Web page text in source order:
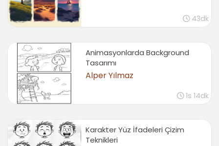
43dk
Animasyonlarda Background
Tasarımı
Alper Yılmaz
1s 14dk
Karakter Yüz İfadeleri Çizim
Teknikleri